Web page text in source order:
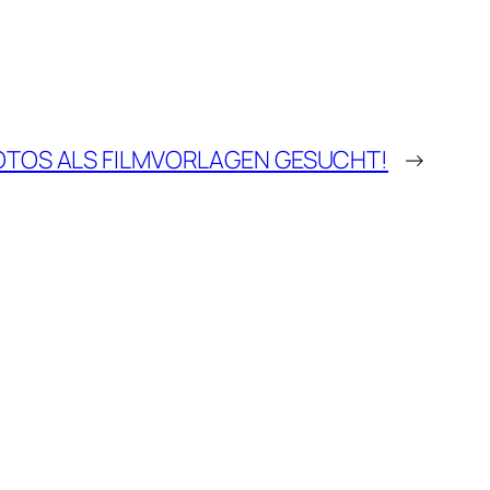
ALS FILMVORLAGEN GESUCHT! →